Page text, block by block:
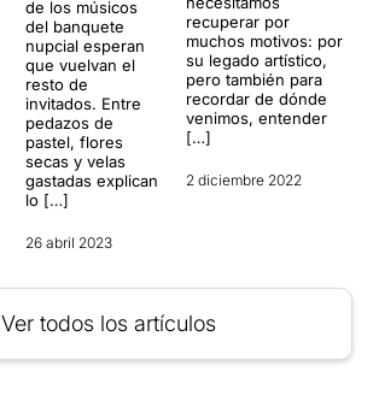
de los músicos
del banquete
nupcial esperan
que vuelvan el
resto de
invitados. Entre
pedazos de
pastel, flores
secas y velas
gastadas explican
lo […]
26 abril 2023
recuperar por
muchos motivos: por
su legado artístico,
pero también para
recordar de dónde
venimos, entender
[…]
2 diciembre 2022
Ver todos los artículos